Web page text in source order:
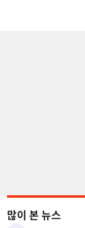
많이 본 뉴스